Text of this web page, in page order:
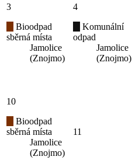
3
Bioodpad
sběrná místa
Jamolice
(Znojmo)
4
Komunální
odpad
Jamolice
(Znojmo)
10
Bioodpad
sběrná místa
Jamolice
(Znojmo)
11